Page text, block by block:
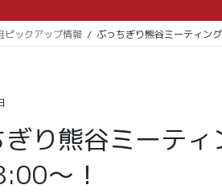
ピックアップ情報 ぶっちぎり熊谷ミーティン
り熊谷ミーテ
〜！